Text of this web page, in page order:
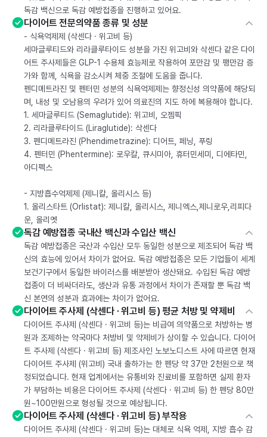
독감 백신으로 독감 예방접종을 진행하고 있어요.
다이어트 전문의약품 종류 및 성분
- 식욕억제제 (삭센다 · 위고비 등)
세마글루티드와 리라클루타이드 성분을 가진 위고비와 삭센다 같은 다이
어트 주사제들은 GLP-1 수용체 효능제로 작용하여 포만감 및 팽만감 증
가와 함께, 식욕을 감소시켜 체중 조절에 도움을 줍니다.
펜디메트라진 및 펜터민 성분의 식욕억제제는 향정신성 의약품에 해당되
며, 내성 및 오남용의 우려가 있어 의료진의 지도 하에 복용해야 합니다.
1. 세마글루티드 (Semaglutide): 위고비, 오젬픽
2. 리라클루타이드 (Liraglutide): 삭센다
3. 펜디메트라진 (Phendimetrazine): 디어트, 페닝, 푸링
4. 펜터민 (Phentermine): 로우칼, 큐시미아, 휴터민세미, 디에타민,
아디펙스
- 지방흡수억제제 (제니칼, 올리시스 등)
1. 올리스타트 (Orlistat): 제니칼, 올리시스, 제니엑스,제니로우,리피다
운, 올리엣
독감 예방접종 국내산 백신과 수입산 백신
독감 예방접종은 국산과 수입산 모두 동일한 성분으로 제조되어 독감 백
신의 효능에 있어서 차이가 없어요. 독감 예방접종은 모든 기업들이 세계
보건기구에서 동일한 바이러스를 배분받아 생산돼요. 수입된 독감 예방
접종이 더 비싸더라도, 생산과 유통 과정에서 차이가 존재할 뿐 독감 백
신 본연의 성분과 효과에는 차이가 없어요.
다이어트 주사제 (삭센다 · 위고비 등) 평균 처방 및 약제비
다이어트 주사제 (삭센다 · 위고비 등)는 비급여 의약품으로 처방하는 병
원과 조제하는 약국마다 처방비 및 약제비가 상이할 수 있습니다. 다이어
트 주사제 (삭센다 · 위고비 등) 제조사인 노보노디스트 사에 따르면 현재
다이어트 주사제 (위고비) 국내 출하가는 한 펜당 약 37만 2천원으로 책
정되었습니다. 현재 업계에서는 유통비와 진료비를 포함하면 실제 환자
가 부담하는 비용은 다이어트 주사제 (삭센다 · 위고비 등) 한 펜당 80만
원~100만원으로 형성될 것으로 예상됩니다.
다이어트 주사제 (삭센다 · 위고비 등) 부작용
다이어트 주사제 (삭센다 · 위고비 등)는 대체로 식욕 억제, 지방 흡수 감